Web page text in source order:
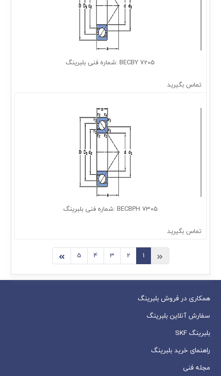
7205 BECBY :شماره فنی بلبرینگ
تماس بگیرید
7305 BECBPH :شماره فنی بلبرینگ
تماس بگیرید
1
2
3
4
5
همکاری در فروش بلبرینگ
سفارش آنلاین بلبرینگ
بلبرینگ SKF
راهنمای خرید بلبرینگ
مجله فنی